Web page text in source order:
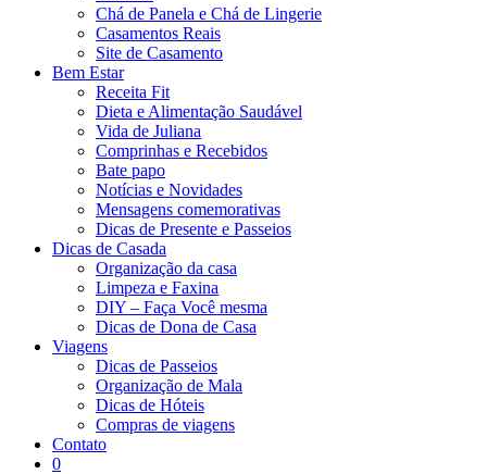
Chá de Panela e Chá de Lingerie
Casamentos Reais
Site de Casamento
Bem Estar
Receita Fit
Dieta e Alimentação Saudável
Vida de Juliana
Comprinhas e Recebidos
Bate papo
Notícias e Novidades
Mensagens comemorativas
Dicas de Presente e Passeios
Dicas de Casada
Organização da casa
Limpeza e Faxina
DIY – Faça Você mesma
Dicas de Dona de Casa
Viagens
Dicas de Passeios
Organização de Mala
Dicas de Hóteis
Compras de viagens
Contato
0